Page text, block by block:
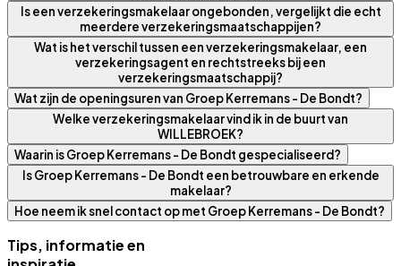
Is een verzekeringsmakelaar ongebonden, vergelijkt die echt
meerdere verzekeringsmaatschappijen?
Wat is het verschil tussen een verzekeringsmakelaar, een
verzekeringsagent en rechtstreeks bij een
verzekeringsmaatschappij?
Wat zijn de openingsuren van Groep Kerremans - De Bondt?
Welke verzekeringsmakelaar vind ik in de buurt van
WILLEBROEK?
Waarin is Groep Kerremans - De Bondt gespecialiseerd?
Is Groep Kerremans - De Bondt een betrouwbare en erkende
makelaar?
Hoe neem ik snel contact op met Groep Kerremans - De Bondt?
Tips, informatie en